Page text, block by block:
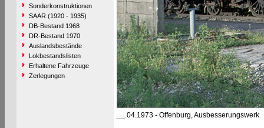
Sonderkonstruktionen
SAAR (1920 - 1935)
DB-Bestand 1968
DR-Bestand 1970
Auslandsbestände
Lokbestandslisten
Erhaltene Fahrzeuge
Zerlegungen
__.04.1973 - Offenburg, Ausbesserungswerk